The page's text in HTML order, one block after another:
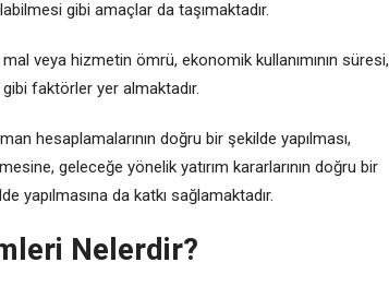
gibi amaçlar da taşımaktadır.
veya hizmetin ömrü, ekonomik kullanımının süresi,
faktörler yer almaktadır.
hesaplamalarının doğru bir şekilde yapılması,
geleceğe yönelik yatırım kararlarının doğru bir
yapılmasına da katkı sağlamaktadır.
Nelerdir?